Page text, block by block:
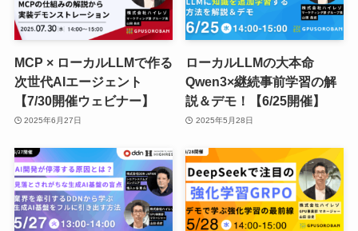
MCP × ローカルLLMで作る
次世代AIエージェント
【7/30開催ウェビナー】
2025年6月27日
ローカルLLMの大本命
Qwen3×継続事前学習の解
説＆デモ！【6/25開催】
2025年5月28日